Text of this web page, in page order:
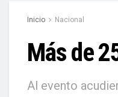
Inicio Nacional
Más de
Al evento